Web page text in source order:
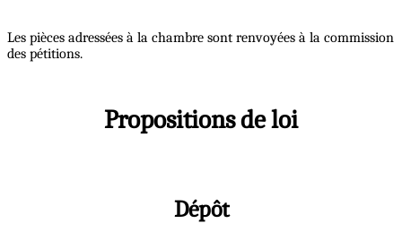
Les pièces adressées à la chambre sont renvoyées à la commission
des pétitions.
Propositions de loi
Dépôt